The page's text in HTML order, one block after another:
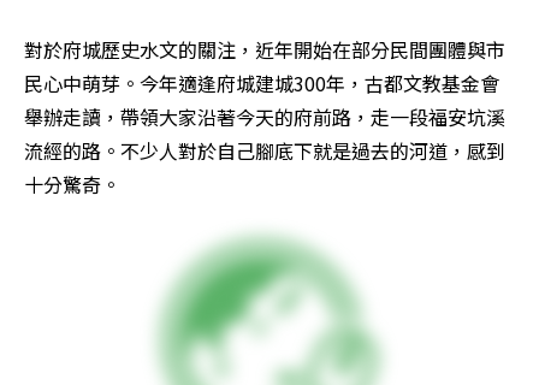
對於府城歷史水文的關注，近年開始在部分民間團體與市
民心中萌芽。今年適逢府城建城300年，古都文教基金會
舉辦走讀，帶領大家沿著今天的府前路，走一段福安坑溪
流經的路。不少人對於自己腳底下就是過去的河道，感到
十分驚奇。